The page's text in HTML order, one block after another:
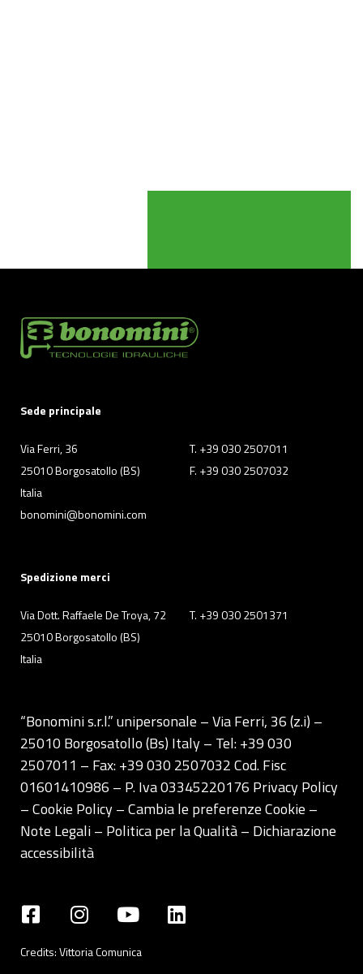
Sede principale
Via Ferri, 36
25010 Borgosatollo (BS)
Italia
T. +39 030 2507011
F. +39 030 2507032
bonomini@bonomini.com
Spedizione merci
Via Dott. Raffaele De Troya, 72
25010 Borgosatollo (BS)
Italia
T. +39 030 2501371
“Bonomini s.r.l.” unipersonale – Via Ferri, 36 (z.i) –
25010 Borgosatollo (Bs) Italy – Tel: +39 030
2507011 – Fax: +39 030 2507032 Cod. Fisc
01601410986 – P. Iva 03345220176 Privacy Policy
– Cookie Policy –Cambia le preferenze Cookie –
Note Legali– Politica per la Qualità– Dichiarazione
accessibilità
Credits:Vittoria Comunica